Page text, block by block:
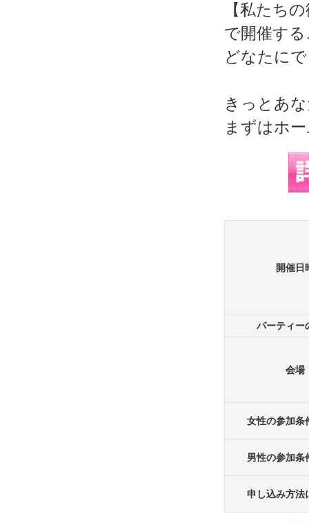
【私たち
で開催す
どなたに
きっとあ
まずはホ
開催日
パーティー
会場
女性の参加条
男性の参加条
申し込み方法